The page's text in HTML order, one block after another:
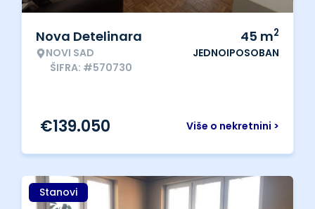
Nova Detelinara
NOVI SAD
ŠIFRA: #570730
45 m2
JEDNOIPOSOBAN
Više o nekretnini >
€139.050
Stanovi